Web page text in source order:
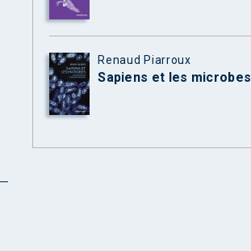
Renaud Piarroux
Sapiens et les microbes